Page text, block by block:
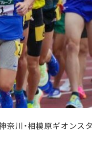
奈川・相模原ギオンス